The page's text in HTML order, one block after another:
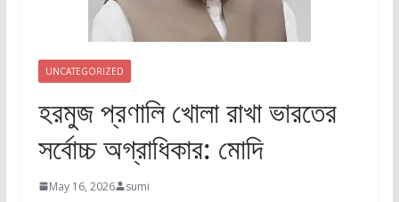
UNCATEGORIZED
হরমুজ প্রণালি খোলা রাখা ভারতের
সর্বোচ্চ অগ্রাধিকার: মোদি
May 16, 2026 sumi